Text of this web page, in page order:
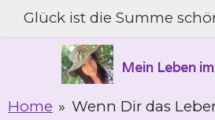
Zum
springen
Mein Leben
Glück ist die Summe
Home » Wenn Dir das